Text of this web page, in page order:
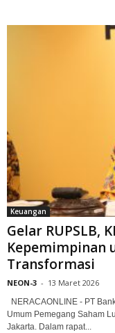
Keuangan
Gelar RUPSLB,
Kepemimpinan
Transformasi
NEON-3 - 13 Maret 2026
NERACAONLINE - PT
Umum Pemegang Saham
Jakarta. Dalam rapat...